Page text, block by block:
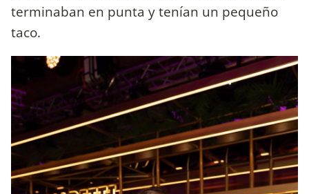
terminaban en punta y tenían un pequeño
taco.